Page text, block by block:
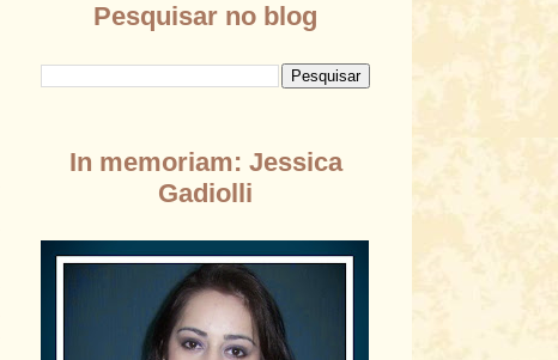
Pesquisar no blog
In memoriam: Jessica
Gadiolli